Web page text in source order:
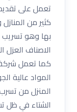
تعمل على
كثير من
بها وهو
الاصناف العزل
كما تعمل
المواد عالية
المنزل من
الشتاء في ظل